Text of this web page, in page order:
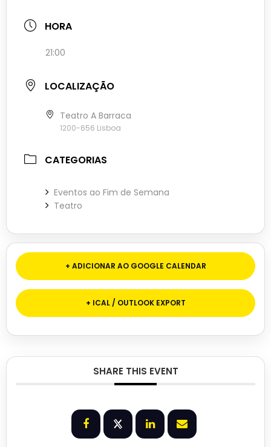
HORA
21:00
LOCALIZAÇÃO
Teatro A Barraca
1200-656 Lisboa
CATEGORIAS
Eventos ao Fim de Semana
Teatro
+ ADICIONAR AO GOOGLE CALENDAR
+ ICAL / OUTLOOK EXPORT
SHARE THIS EVENT